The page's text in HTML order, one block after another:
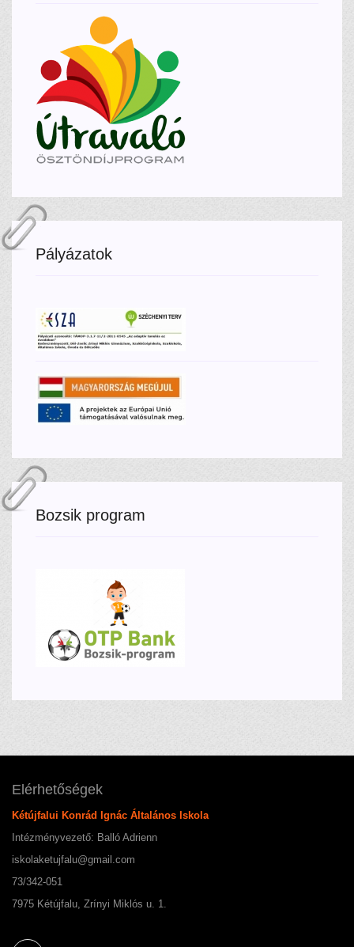
Pályázatok
Bozsik program
Elérhetőségek
Kétújfalui Konrád Ignác Általános Iskola
Intézményvezető: Balló Adrienn
iskolaketujfalu@gmail.com
73/342-051
7975 Kétújfalu, Zrínyi Miklós u. 1.